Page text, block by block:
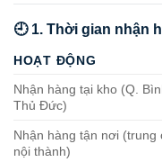
🕘 1. Thời gian nhận
HOẠT ĐỘNG
Nhận hàng tại kho (Q.
Thủ Đức)
Nhận hàng tận nơi (trung
nội thành)